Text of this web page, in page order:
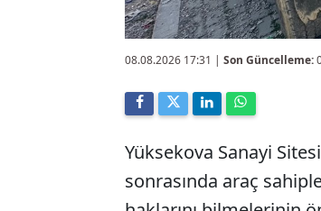
08.08.2026 17:31 | Son Güncelleme:
Yüksekova Sanayi
sonrasında araç